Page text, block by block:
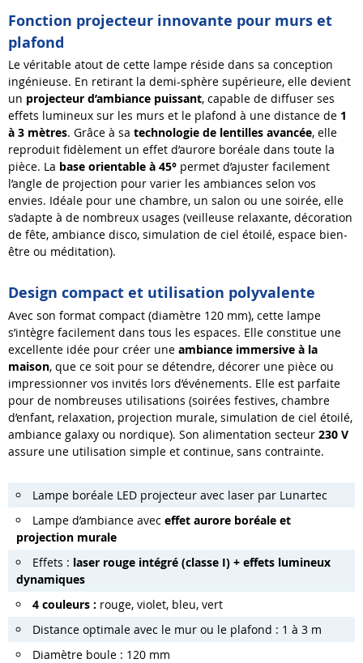
Fonction projecteur innovante pour murs et
plafond
Le véritable atout de cette lampe réside dans sa conception
ingénieuse. En retirant la demi-sphère supérieure, elle devient
un projecteur d’ambiance puissant, capable de diffuser ses
effets lumineux sur les murs et le plafond à une distance de 1
à 3 mètres. Grâce à sa technologie de lentilles avancée, elle
reproduit fidèlement un effet d’aurore boréale dans toute la
pièce. La base orientable à 45° permet d’ajuster facilement
l’angle de projection pour varier les ambiances selon vos
envies. Idéale pour une chambre, un salon ou une soirée, elle
s’adapte à de nombreux usages (veilleuse relaxante, décoration
de fête, ambiance disco, simulation de ciel étoilé, espace bien-
être ou méditation).
Design compact et utilisation polyvalente
Avec son format compact (diamètre 120 mm), cette lampe
s’intègre facilement dans tous les espaces. Elle constitue une
excellente idée pour créer une ambiance immersive à la
maison, que ce soit pour se détendre, décorer une pièce ou
impressionner vos invités lors d’événements. Elle est parfaite
pour de nombreuses utilisations (soirées festives, chambre
d’enfant, relaxation, projection murale, simulation de ciel étoilé,
ambiance galaxy ou nordique). Son alimentation secteur 230 V
assure une utilisation simple et continue, sans contrainte.
Lampe boréale LED projecteur avec laser par Lunartec
Lampe d’ambiance avec effet aurore boréale et
projection murale
Effets : laser rouge intégré (classe I) + effets lumineux
dynamiques
4 couleurs : rouge, violet, bleu, vert
Distance optimale avec le mur ou le plafond : 1 à 3 m
Diamètre boule : 120 mm